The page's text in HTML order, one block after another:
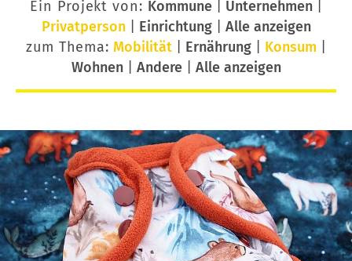
Ein Projekt von: Kommune| Unternehmen|
Privatperson| Einrichtung| Alle anzeigen
zum Thema: Mobilität Ernährung Konsum
Wohnen| Andere| Alle anzeigen